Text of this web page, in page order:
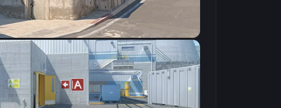
экрана
1280×960
сторон
4:3
Растянутое